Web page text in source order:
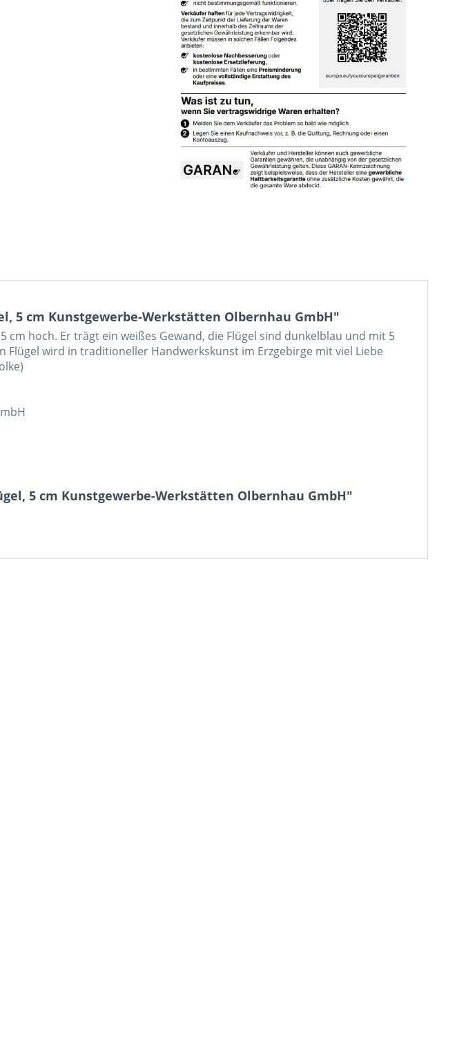
5 cm Kunstgewerbe-Werkstätten Olbernhau GmbH"
cm hoch. Er trägt ein weißes Gewand, die Flügel sind dunkelblau und mit 5
Flügel wird in traditioneller Handwerkskunst im Erzgebirge mit viel Liebe
5 cm Kunstgewerbe-Werkstätten Olbernhau GmbH"